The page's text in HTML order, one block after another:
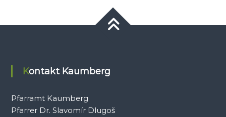
Kontakt Kaumberg
Pfarramt Kaumberg
Pfarrer Dr. Slavomír Dlugoš